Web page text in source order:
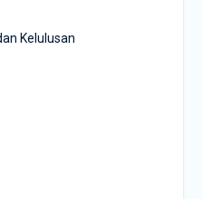
Kelulusan